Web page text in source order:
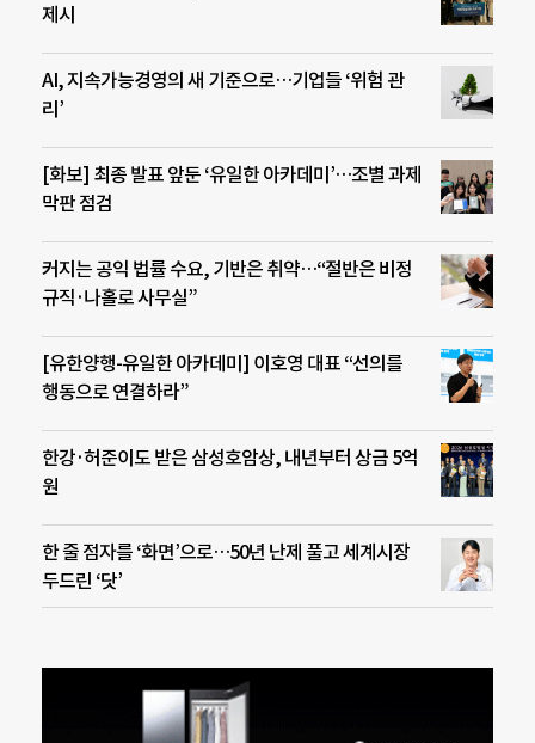
제시
AI, 지속가능경영의 새 기준으로…기업들 ‘위험 관
리’
[화보] 최종 발표 앞둔 ‘유일한 아카데미’…조별 과제
막판 점검
커지는 공익 법률 수요, 기반은 취약…“절반은 비정
규직·나홀로 사무실”
[유한양행-유일한 아카데미] 이호영 대표 “선의를
행동으로 연결하라”
한강·허준이도 받은 삼성호암상, 내년부터 상금 5억
원
한 줄 점자를 ‘화면’으로…50년 난제 풀고 세계시장
두드린 ‘닷’